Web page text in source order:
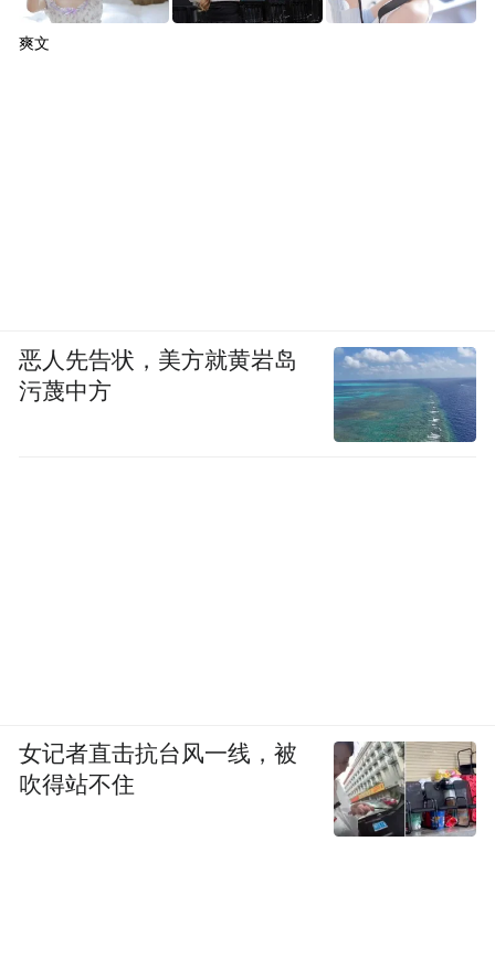
爽文
恶人先告状，美方就黄岩岛
污蔑中方
女记者直击抗台风一线，被
吹得站不住